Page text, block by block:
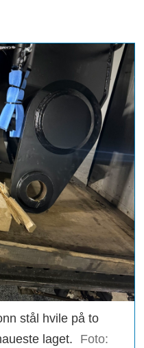
stål hvile på to
laget.
Foto: